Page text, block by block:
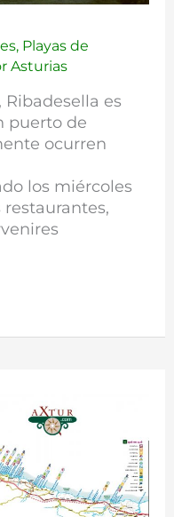
, Playas de
Asturias
Ribadesella es
puerto de
ocurren
los miércoles